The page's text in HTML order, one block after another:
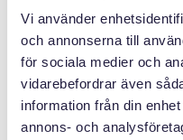
Vi använder
och annonserna till
för sociala medier och
vidarebefordrar även
information från din
annons- och